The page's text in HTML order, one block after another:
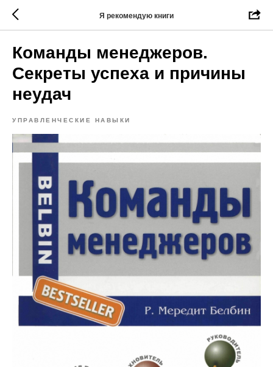
Я рекомендую книги
Команды менеджеров.
Секреты успеха и причины
неудач
УПРАВЛЕНЧЕСКИЕ НАВЫКИ